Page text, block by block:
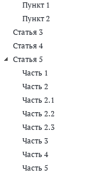
Пункт 1
Пункт 2
Статья 3
Статья 4
Статья 5
Часть 1
Часть 2
Часть 2.1
Часть 2.2
Часть 2.3
Часть 3
Часть 4
Часть 5